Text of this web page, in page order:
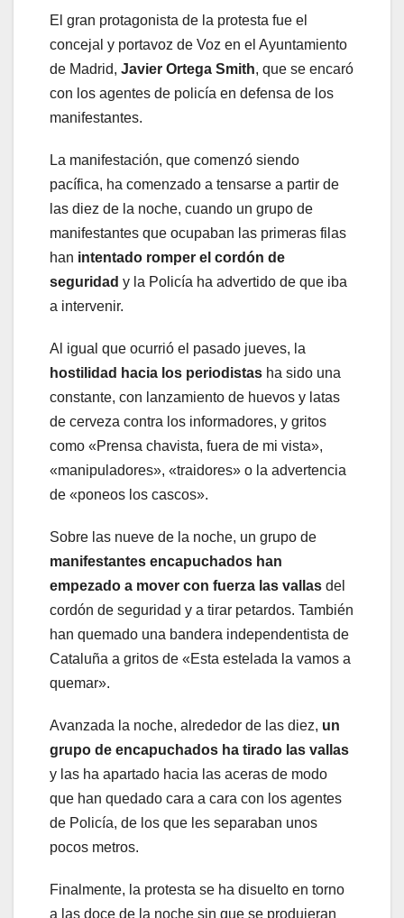
El gran protagonista de la protesta fue el
concejal y portavoz de Voz en el Ayuntamiento
de Madrid, Javier Ortega Smith, que se encaró
con los agentes de policía en defensa de los
manifestantes.
La manifestación, que comenzó siendo
pacífica, ha comenzado a tensarse a partir de
las diez de la noche, cuando un grupo de
manifestantes que ocupaban las primeras filas
han intentado romper el cordón de
seguridad y la Policía ha advertido de que iba
a intervenir.
Al igual que ocurrió el pasado jueves, la
hostilidad hacia los periodistas ha sido una
constante, con lanzamiento de huevos y latas
de cerveza contra los informadores, y gritos
como «Prensa chavista, fuera de mi vista»,
«manipuladores», «traidores» o la advertencia
de «poneos los cascos».
Sobre las nueve de la noche, un grupo de
manifestantes encapuchados han
empezado a mover con fuerza las vallas del
cordón de seguridad y a tirar petardos. También
han quemado una bandera independentista de
Cataluña a gritos de «Esta estelada la vamos a
quemar».
Avanzada la noche, alrededor de las diez, un
grupo de encapuchados ha tirado las vallas
y las ha apartado hacia las aceras de modo
que han quedado cara a cara con los agentes
de Policía, de los que les separaban unos
pocos metros.
Finalmente, la protesta se ha disuelto en torno
a las doce de la noche sin que se produjeran